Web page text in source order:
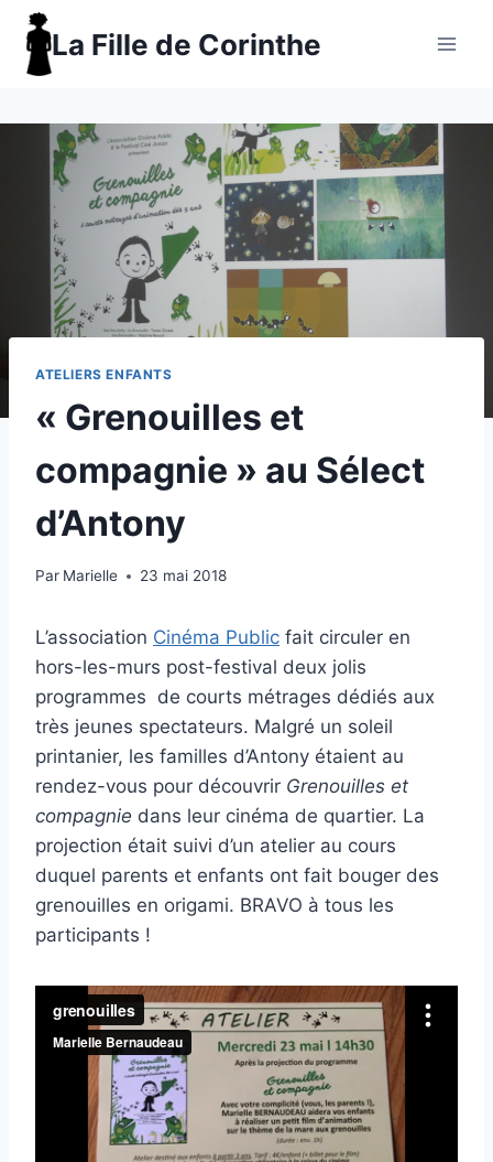
Aller
contenu
La Fille de Corinthe
ATELIERS ENFANTS
« Grenouilles et
compagnie » au Sélect
d’Antony
Par Marielle 23 mai 2018
L’association Cinéma Public fait circuler en
hors-les-murs post-festival deux jolis
programmes de courts métrages dédiés aux
très jeunes spectateurs. Malgré un soleil
printanier, les familles d’Antony étaient au
rendez-vous pour découvrir Grenouilles et
compagnie dans leur cinéma de quartier. La
projection était suivi d’un atelier au cours
duquel parents et enfants ont fait bouger des
grenouilles en origami. BRAVO à tous les
participants !